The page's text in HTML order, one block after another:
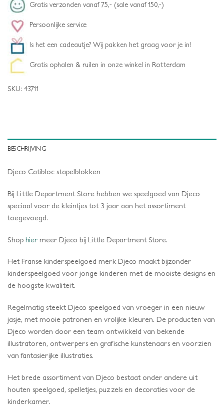
Gratis verzonden vanaf 75,- (sale vanaf 150,-)
Persoonlijke service
Is het een cadeautje? Wij pakken het graag voor je in!
Gratis ophalen & ruilen in onze winkel in Rotterdam
SKU: 43711
BESCHRIJVING
Djeco Catibloc stapelblokken
Bij Little Department Store hebben we speelgoed van Djeco
speciaal voor de kleintjes tot 3 jaar aan het assortiment
toegevoegd.
Shop hier meer Djeco bij Little Department Store.
Het Franse kinderspeelgoed merk Djeco maakt bijzonder
kinderspeelgoed voor jonge kinderen met de mooiste designs en
de hoogste kwaliteit.
Regelmatig steekt Djeco speelgoed van vroeger in een nieuw
jasje, met mooie patronen en vrolijke kleuren. De producten van
Djeco worden door een team ontwikkeld van bekende
illustratoren, ontwerpers en grafische kunstenaars en voorzien
van fantasierijke illustraties.
Het brede assortiment van Djeco bestaat onder andere uit
houten speelgoed, spelletjes, puzzels en decoraties voor de
kinderkamer.